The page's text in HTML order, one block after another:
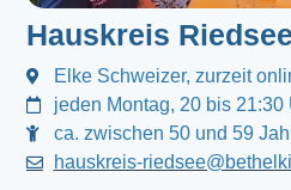
Hauskreis Riedsee
Elke Schweizer, zurzeit
jeden Montag, 20 bis 21:30
ca. zwischen 50 und 59
hauskreis-